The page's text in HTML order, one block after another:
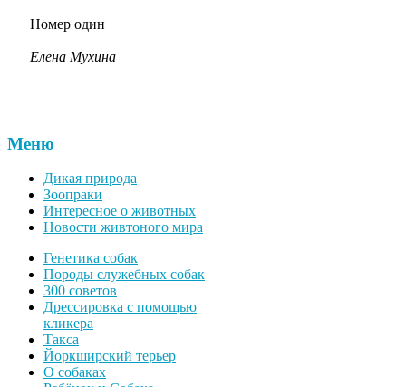
Номер один
Елена Мухина
Меню
Дикая природа
Зоопраки
Интересное о животных
Новости живтоного мира
Генетика собак
Породы служебных собак
300 советов
Дрессировка с помощью
кликера
Такса
Йоркширский терьер
О собаках